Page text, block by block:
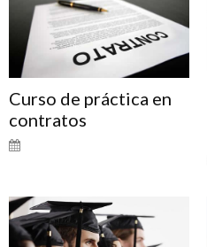
Curso de práctica en
contratos